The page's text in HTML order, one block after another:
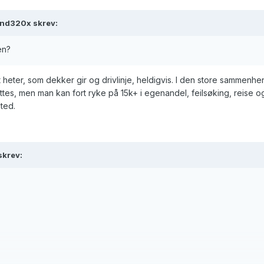
skrev:
som dekker gir og drivlinje, heldigvis. I den store
men man kan fort ryke på 15k+ i egenandel, feilsøking, reise